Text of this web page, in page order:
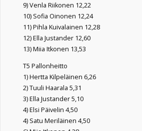
9) Venla Riikonen 12,22
10) Sofia Oinonen 12,24
11) Pihla Kuivalainen 12,28
12) Ella Justander 12,60
13) Miia Itkonen 13,53
T5 Pallonheitto
1) Hertta Kilpeläinen 6,26
2) Tuuli Haarala 5,31
3) Ella Justander 5,10
4) Elsi Päivelin 4,50
4) Satu Meriläinen 4,50